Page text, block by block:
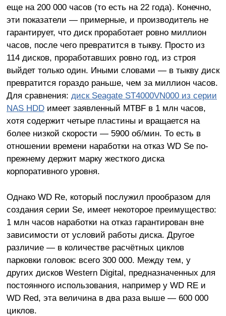
еще на 200 000 часов (то есть на 22 года). Конечно,
эти показатели — примерные, и производитель не
гарантирует, что диск проработает ровно миллион
часов, после чего превратится в тыкву. Просто из
114 дисков, проработавших ровно год, из строя
выйдет только один. Иными словами — в тыкву диск
превратится гораздо раньше, чем за миллион часов.
Для сравнения: диск Seagate ST4000VN000 из серии
NAS HDDимеет заявленный MTBF в 1 млн часов,
хотя содержит четыре пластины и вращается на
более низкой скорости — 5900 об/мин. То есть в
отношении времени наработки на отказ WD Se по-
прежнему держит марку жесткого диска
корпоративного уровня.
Однако WD Re, который послужил прообразом для
создания серии Se, имеет некоторое преимущество:
1 млн часов наработки на отказ гарантирован вне
зависимости от условий работы диска. Другое
различие — в количестве расчётных циклов
парковки головок: всего 300 000. Между тем, у
других дисков Western Digital, предназначенных для
постоянного использования, например у WD RE и
WD Red, эта величина в два раза выше — 600 000
циклов.